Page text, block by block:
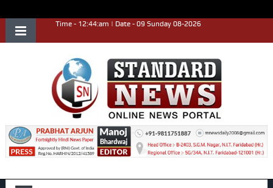
Time - 12:44:am | Date - 09 Sunday 08-2026